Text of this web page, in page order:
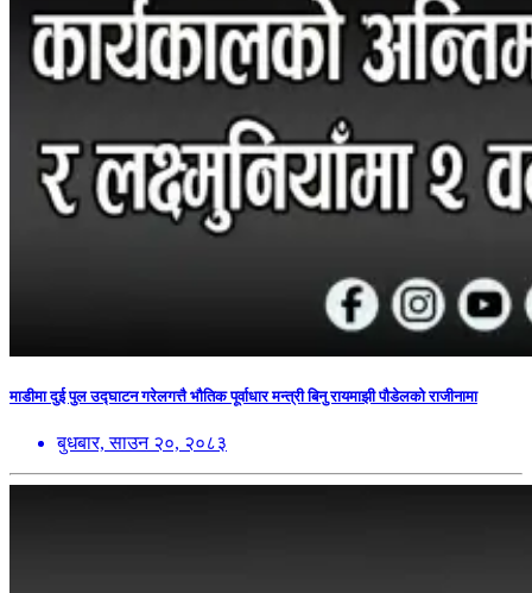
माडीमा दुई पुल उद्घाटन गरेलगत्तै भौतिक पूर्वाधार मन्त्री बिनु रायमाझी पौडेलको राजीनामा
बुधबार, साउन २०, २०८३